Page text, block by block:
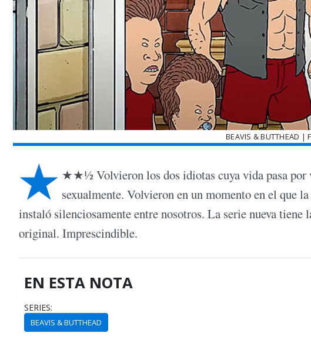
BEAVIS & BUTTHEAD |
★ ★★½ Volvieron los dos idiotas cuya vida pasa por
sexualmente. Volvieron en un momento en el que
instaló silenciosamente entre nosotros. La serie nueva tiene
original. Imprescindible.
EN ESTA NOTA
SERIES:
BEAVIS & BUTTHEAD